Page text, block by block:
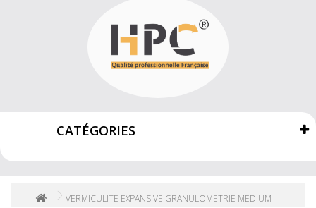
CATÉGORIES
VERMICULITE EXPANSIVE GRANULOMETRIE MEDIUM